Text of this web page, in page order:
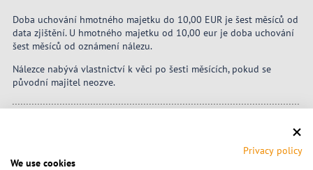
Doba uchování hmotného majetku do 10,00 EUR je šest měsíců od
data zjištění. U hmotného majetku od 10,00 eur je doba uchování
šest měsíců od oznámení nálezu.
Nálezce nabývá vlastnictví k věci po šesti měsících, pokud se
původní majitel neozve.
Privacy policy
We use cookies